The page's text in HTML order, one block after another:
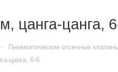
цанга-цанга,
Пневматические отсечные
цанга, 6-6